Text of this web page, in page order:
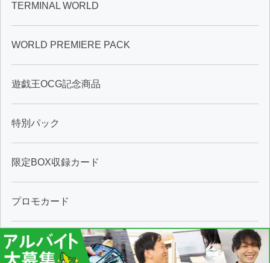
TERMINAL WORLD
WORLD PREMIERE PACK
遊戯王OCG記念商品
特別パック
限定BOX収録カード
プロモカード